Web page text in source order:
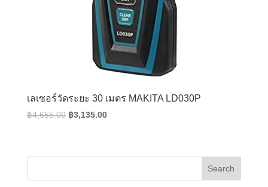
เลเซอร์วัดระยะ 30 เมตร MAKITA LD030P
฿4,655.00 Original
฿4,655.00.
฿3,135.00Current
฿3,135.00.